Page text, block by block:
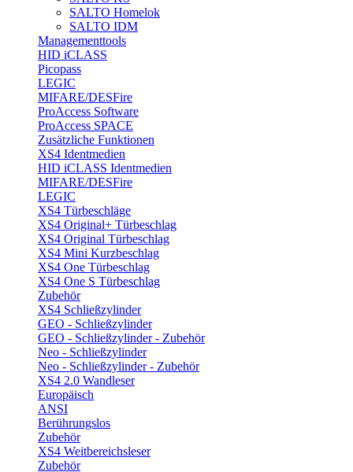
SALTO Homelok
SALTO IDM
Managementtools
HID iCLASS
Picopass
LEGIC
MIFARE/DESFire
ProAccess Software
ProAccess SPACE
Zusätzliche Funktionen
XS4 Identmedien
HID iCLASS Identmedien
MIFARE/DESFire
LEGIC
XS4 Türbeschläge
XS4 Original+ Türbeschlag
XS4 Original Türbeschlag
XS4 Mini Kurzbeschlag
XS4 One Türbeschlag
XS4 One S Türbeschlag
Zubehör
XS4 Schließzylinder
GEO - Schließzylinder
GEO - Schließzylinder - Zubehör
Neo - Schließzylinder
Neo - Schließzylinder - Zubehör
XS4 2.0 Wandleser
Europäisch
ANSI
Berührungslos
Zubehör
XS4 Weitbereichsleser
Zubehör